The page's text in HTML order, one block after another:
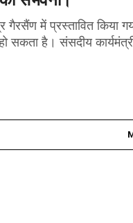
गैरसैंण में प्रस्तावित किया
है। संसदीय